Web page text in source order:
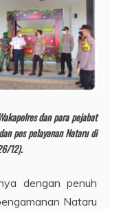
dan para pejabat
pos pelayanan Nataru di
12).
dengan penuh
Nataru